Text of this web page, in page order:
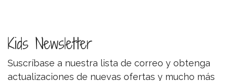
Kids Newsletter
Suscríbase a nuestra lista de correo y obtenga
actualizaciones de nuevas ofertas y mucho más